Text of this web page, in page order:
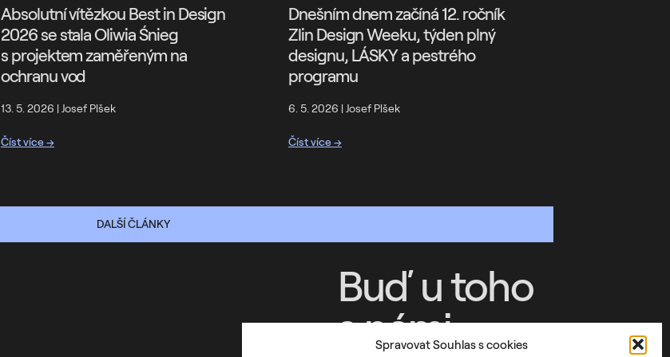
Spravovat Souhlas s cookies
Absolutní vítězkou Best in Design
2026 se stala Oliwia Śnieg
s projektem zaměřeným na
ochranu vod
13. 5. 2026 | Josef Plšek
Číst více →
Dnešním dnem začíná 12. ročník
Zlin Design Weeku, týden plný
designu, LÁSKY a pestrého
programu
6. 5. 2026 | Josef Plšek
Číst více →
DALŠÍ ČLÁNKY
Buď u toho
s námi